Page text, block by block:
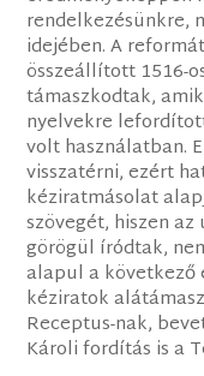
rendelkezésünkre,
idejében. A
összeállított 1516-
támaszkodtak,
nyelvekre
volt használatban.
visszatérni, ezért
kéziratmásolat
szövegét, hiszen
görögül íródtak,
alapul a következő
kéziratok
Receptus-nak,
Károli fordítás is a